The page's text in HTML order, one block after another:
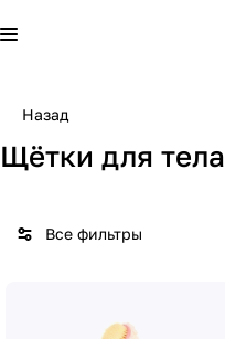
Назад
Щётки для тела
Все фильтры